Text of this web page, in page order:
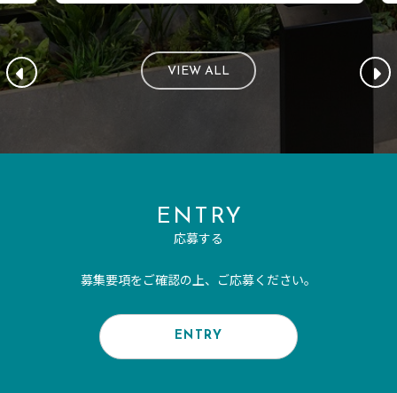
VIEW ALL
ENTRY
応募する
募集要項をご確認の上、ご応募ください。
ENTRY